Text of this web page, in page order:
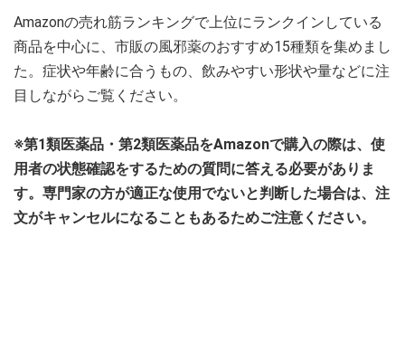
Amazonの売れ筋ランキングで上位にランクインしている
商品を中心に、市販の風邪薬のおすすめ15種類を集めまし
た。症状や年齢に合うもの、飲みやすい形状や量などに注
目しながらご覧ください。
※第1類医薬品・第2類医薬品をAmazonで購入の際は、使
用者の状態確認をするための質問に答える必要がありま
す。専門家の方が適正な使用でないと判断した場合は、注
文がキャンセルになることもあるためご注意ください。